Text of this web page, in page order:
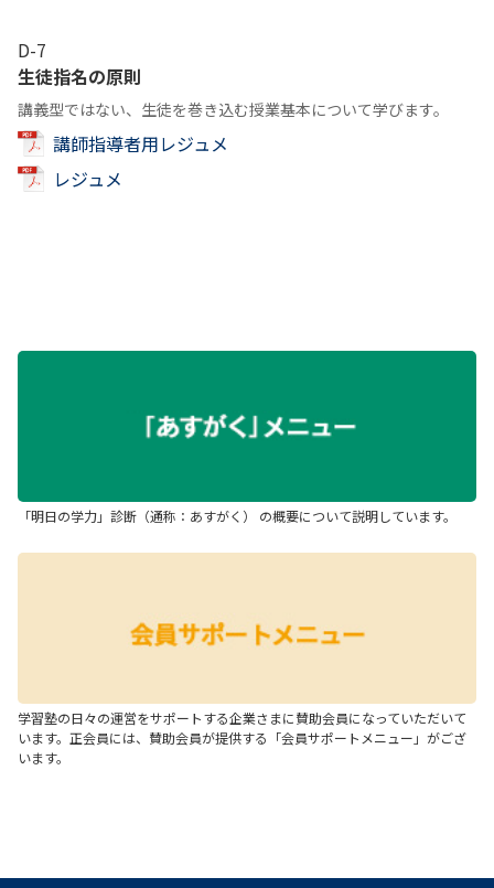
D-7
生徒指名の原則
講義型ではない、生徒を巻き込む授業基本について学びます。
講師指導者用レジュメ
レジュメ
「明日の学力」診断（通称：あすがく） の概要について説明しています。
学習塾の日々の運営をサポートする企業さまに賛助会員になっていただいて
います。正会員には、賛助会員が提供する「会員サポートメニュー」がござ
います。